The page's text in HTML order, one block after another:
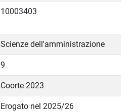
10003403
Scienze dell'amministrazione
9
Coorte 2023
Erogato nel 2025/26